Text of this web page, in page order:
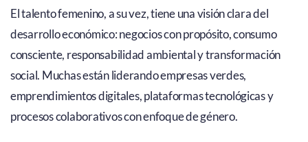
El talento femenino, a su vez, tiene una visión clara del
desarrollo económico: negocios con propósito, consumo
consciente, responsabilidad ambiental y transformación
social. Muchas están liderando empresas verdes,
emprendimientos digitales, plataformas tecnológicas y
procesos colaborativos con enfoque de género.